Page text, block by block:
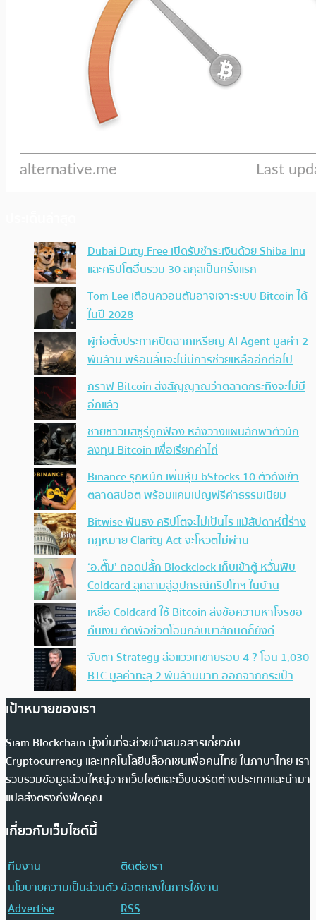
Dubai Duty Free เปิดรับชำระเงินด้วย Shiba Inu
และคริปโตอื่นรวม 30 สกุลเป็นครั้งแรก
Tom Lee เตือนควอนตัมอาจเจาะระบบ Bitcoin ได้
ในปี 2028
ผู้ก่อตั้งประกาศปิดฉากเหรียญ AI Agent มูลค่า 2
พันล้าน พร้อมลั่นจะไม่มีการช่วยเหลืออีกต่อไป
กราฟ Bitcoin ส่งสัญญาณว่าตลาดกระทิงจะไม่มี
อีกแล้ว
ชายชาวมิสซูรีถูกฟ้อง หลังวางแผนลักพาตัวนัก
ลงทุน Bitcoin เพื่อเรียกค่าไถ่
Binance รุกหนัก เพิ่มหุ้น bStocks 10 ตัวดังเข้า
ตลาดสปอต พร้อมแคมเปญฟรีค่าธรรมเนียม
Bitwise ฟันธง คริปโตจะไม่เป็นไร แม้สัปดาห์นี้ร่าง
กฎหมาย Clarity Act จะโหวตไม่ผ่าน
‘อ.ตั๊ม’ ถอดปลั้ก Blockclock เก็บเข้าตู้ หวั่นพิษ
Coldcard ลุกลามสู่อุปกรณ์คริปโทฯ ในบ้าน
เหยื่อ Coldcard ใช้ Bitcoin ส่งข้อความหาโจรขอ
คืนเงิน ตัดพ้อชีวิตโอนกลับมาสักนิดก็ยังดี
จับตา Strategy ส่อแววเทขายรอบ 4 ? โอน 1,030
BTC มูลค่าทะลุ 2 พันล้านบาท ออกจากกระเป๋า
เป้าหมายของเรา
Siam Blockchain มุ่งมั่นที่จะช่วยนำเสนอสารเกี่ยวกับ
Cryptocurrency และเทคโนโลยีบล็อกเชนเพื่อคนไทย ในภาษาไทย เรา
รวบรวมข้อมูลส่วนใหญ่จากเว็บไซต์และเว็บบอร์ดต่างประเทศและนำมา
แปลส่งตรงถึงฟีดคุณ
เกี่ยวกับเว็บไซต์นี้
ทีมงาน
ติดต่อเรา
นโยบายความเป็นส่วนตัวข้อตกลงในการใช้งาน
Advertise
RSS